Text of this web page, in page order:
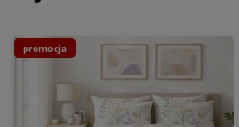
promocja